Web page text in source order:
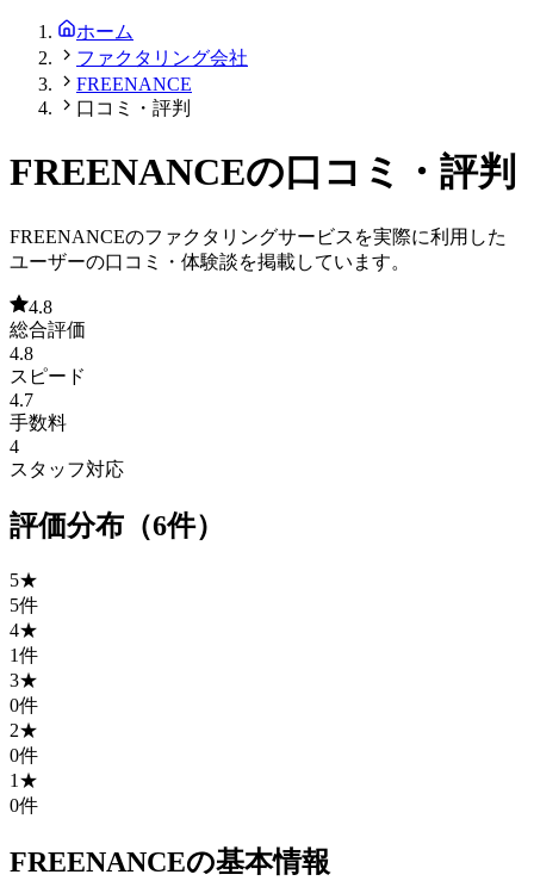
ホーム
ファクタリング会社
FREENANCE
口コミ・評判
FREENANCEの口コミ・評判
FREENANCEのファクタリングサービスを実際に利用した
ユーザーの口コミ・体験談を掲載しています。
4.8
総合評価
4.8
スピード
4.7
手数料
4
スタッフ対応
評価分布（6件）
5★
5件
4★
1件
3★
0件
2★
0件
1 ★
0件
FREENANCEの基本情報